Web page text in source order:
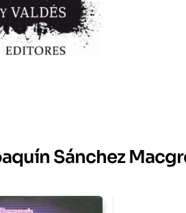
Sánchez